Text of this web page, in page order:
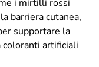
i mirtilli rossi
barriera cutanea,
supportare la
coloranti artificiali